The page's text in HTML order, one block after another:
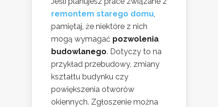
remontem starego domu,
pamiętaj, że niektóre z nich
mogą wymagać pozwolenia
budowlanego. Dotyczy to na
przykład przebudowy, zmiany
kształtu budynku czy
powiększenia otworów
okiennych. Zgłoszenie można